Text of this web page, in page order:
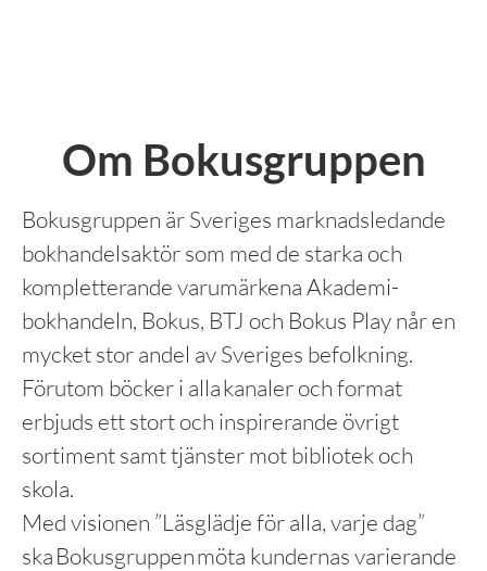
Om Bokusgruppen
Bokusgruppen är Sveriges marknadsledande
bokhandelsaktör som med de starka och
kompletterande varumärkena Akademi­
bokhandeln, Bokus, BTJ och Bokus Play når en
mycket stor andel av Sveriges befolkning.
Förutom böcker i alla kanaler och format
erbjuds ett stort och inspirerande övrigt
sortiment samt tjänster mot bibliotek och
skola.
Med visionen ”Läsglädje för alla, varje dag”
ska Bokusgruppen möta kundernas varierande